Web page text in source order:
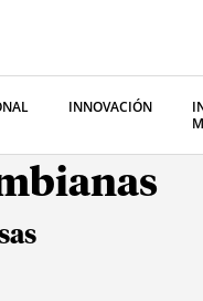
INNOVACIÓN